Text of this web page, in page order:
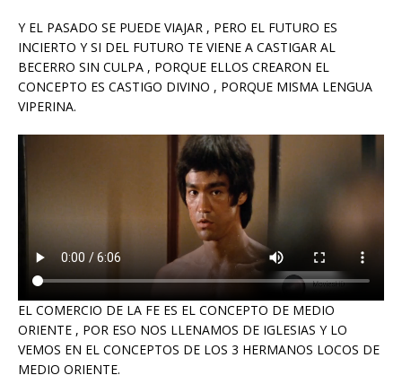
Y EL PASADO SE PUEDE VIAJAR , PERO EL FUTURO ES
INCIERTO Y SI DEL FUTURO TE VIENE A CASTIGAR AL
BECERRO SIN CULPA , PORQUE ELLOS CREARON EL
CONCEPTO ES CASTIGO DIVINO , PORQUE MISMA LENGUA
VIPERINA.
EL COMERCIO DE LA FE ES EL CONCEPTO DE MEDIO
ORIENTE , POR ESO NOS LLENAMOS DE IGLESIAS Y LO
VEMOS EN EL CONCEPTOS DE LOS 3 HERMANOS LOCOS DE
MEDIO ORIENTE.